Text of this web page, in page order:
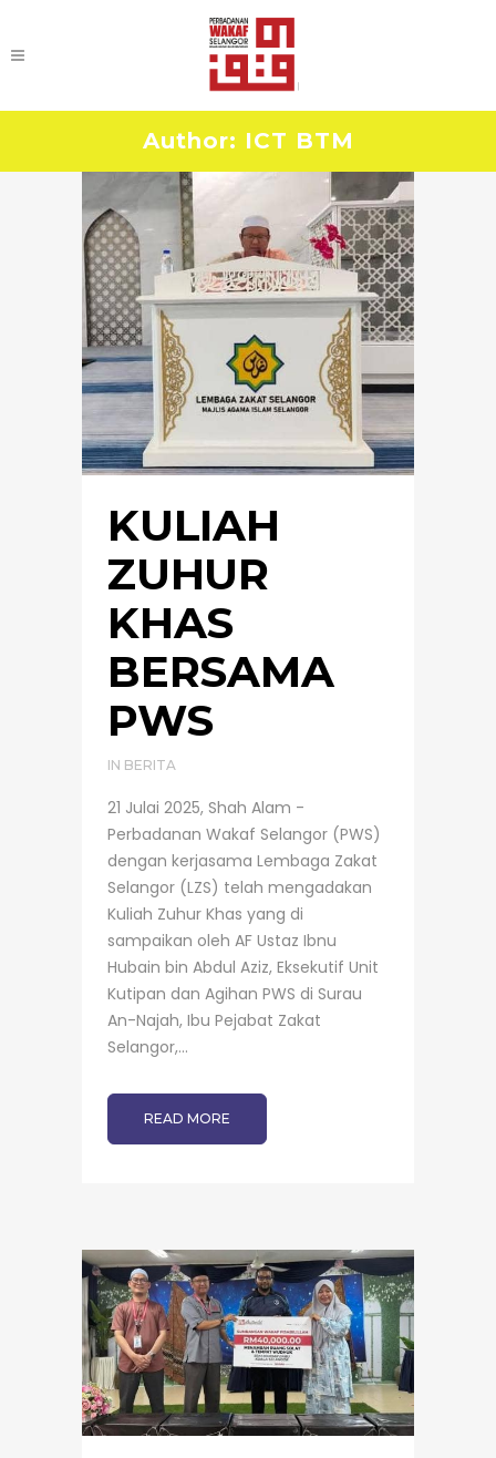
Author: ICT BTM
KULIAH
ZUHUR
KHAS
BERSAMA
PWS
IN BERITA
21 Julai 2025, Shah Alam -
Perbadanan Wakaf Selangor (PWS)
dengan kerjasama Lembaga Zakat
Selangor (LZS) telah mengadakan
Kuliah Zuhur Khas yang di
sampaikan oleh AF Ustaz Ibnu
Hubain bin Abdul Aziz, Eksekutif Unit
Kutipan dan Agihan PWS di Surau
An-Najah, Ibu Pejabat Zakat
Selangor,...
READ MORE